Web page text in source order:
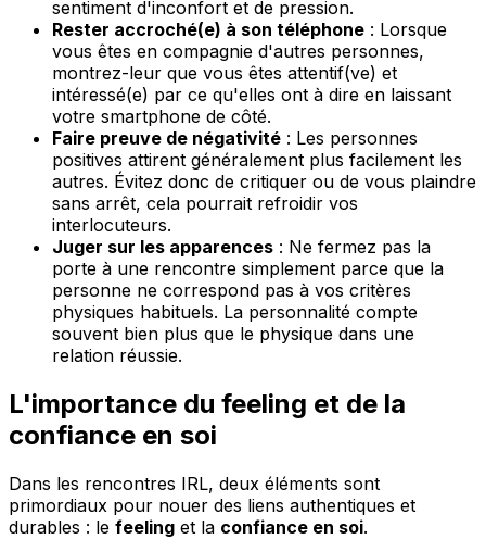
sentiment d'inconfort et de pression.
Rester accroché(e) à son téléphone : Lorsque
vous êtes en compagnie d'autres personnes,
montrez-leur que vous êtes attentif(ve) et
intéressé(e) par ce qu'elles ont à dire en laissant
votre smartphone de côté.
Faire preuve de négativité : Les personnes
positives attirent généralement plus facilement les
autres. Évitez donc de critiquer ou de vous plaindre
sans arrêt, cela pourrait refroidir vos
interlocuteurs.
Juger sur les apparences : Ne fermez pas la
porte à une rencontre simplement parce que la
personne ne correspond pas à vos critères
physiques habituels. La personnalité compte
souvent bien plus que le physique dans une
relation réussie.
L'importance du feeling et de la
confiance en soi
Dans les rencontres IRL, deux éléments sont
primordiaux pour nouer des liens authentiques et
durables : le feeling et la confiance en soi.